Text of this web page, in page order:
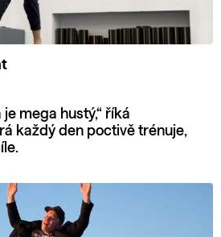
mega hustý,“ říká
každý den poctivě trénuje,